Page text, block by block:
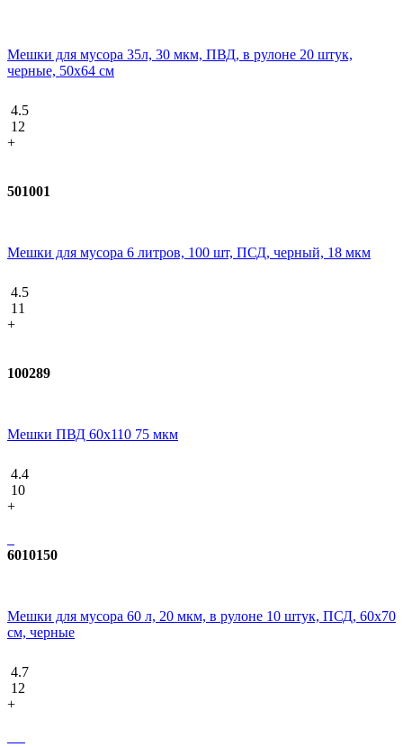
Мешки для мусора 35л, 30 мкм, ПВД, в рулоне 20 штук,
черные, 50х64 см
4.5
12
+
501001
Мешки для мусора 6 литров, 100 шт, ПСД, черный, 18 мкм
4.5
11
+
100289
Мешки ПВД 60x110 75 мкм
4.4
10
+
6010150
Мешки для мусора 60 л, 20 мкм, в рулоне 10 штук, ПСД, 60х70
см, черные
4.7
12
+